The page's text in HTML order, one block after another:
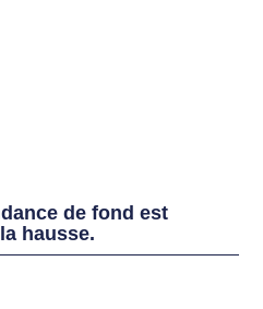
de fond est
hausse.